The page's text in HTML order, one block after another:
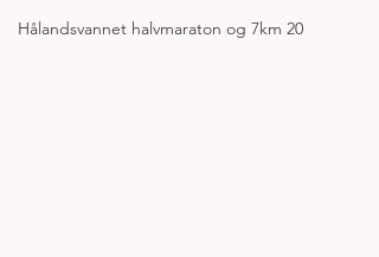
Hålandsvannet halvmaraton og 7km 20